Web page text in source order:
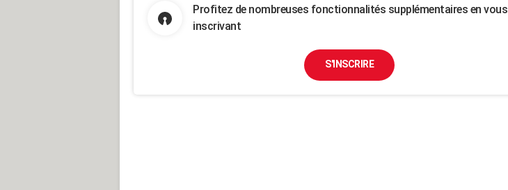
Profitez de nombreuses fonctionnalités supplémentaires en vous
inscrivant
S'INSCRIRE